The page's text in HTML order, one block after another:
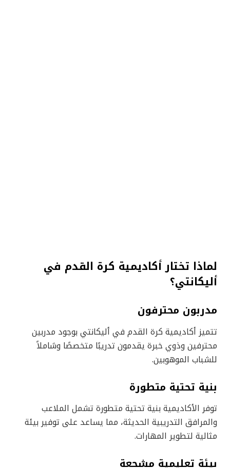
لماذا تختار أكاديمية كرة القدم في
أليكانتي؟
مدربون محترفون
تتميز أكاديمية كرة القدم في أليكانتي بوجود مدربين
محترفين وذوي خبرة يقدمون تدريبًا متخصصًا وشاملاً
للشباب الموهوبين.
بنية تحتية متطورة
توفر الأكاديمية بنية تحتية متطورة تشمل الملاعب
والمرافق التدريبية الحديثة، مما يساعد على توفير بيئة
مثالية لتطوير المهارات.
بيئة تعليمية مشجعة